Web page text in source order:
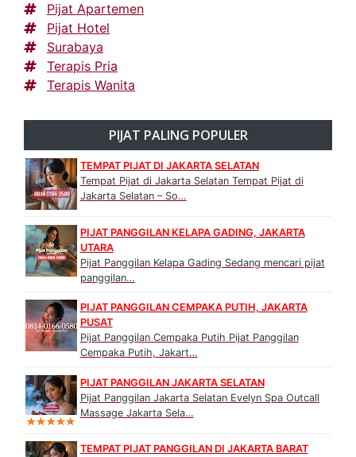
Pijat Apartemen
Pijat Hotel
Surabaya
Terapis Pria
Terapis Wanita
PIJAT PALING POPULER
TEMPAT PIJAT DI JAKARTA SELATAN
Tempat Pijat di Jakarta Selatan Tempat Pijat di
Jakarta Selatan – So…
PIJAT PANGGILAN KELAPA GADING, JAKARTA
UTARA
Pijat Panggilan Kelapa Gading Sedang mencari pijat
panggilan…
PIJAT PANGGILAN CEMPAKA PUTIH, JAKARTA
PUSAT
Pijat Panggilan Cempaka Putih Pijat Panggilan
Cempaka Putih, Jakart…
PIJAT PANGGILAN JAKARTA SELATAN
Pijat Panggilan Jakarta Selatan Evelyn Spa Outcall
Massage Jakarta Sela…
TEMPAT PIJAT PANGGILAN DI JAKARTA BARAT